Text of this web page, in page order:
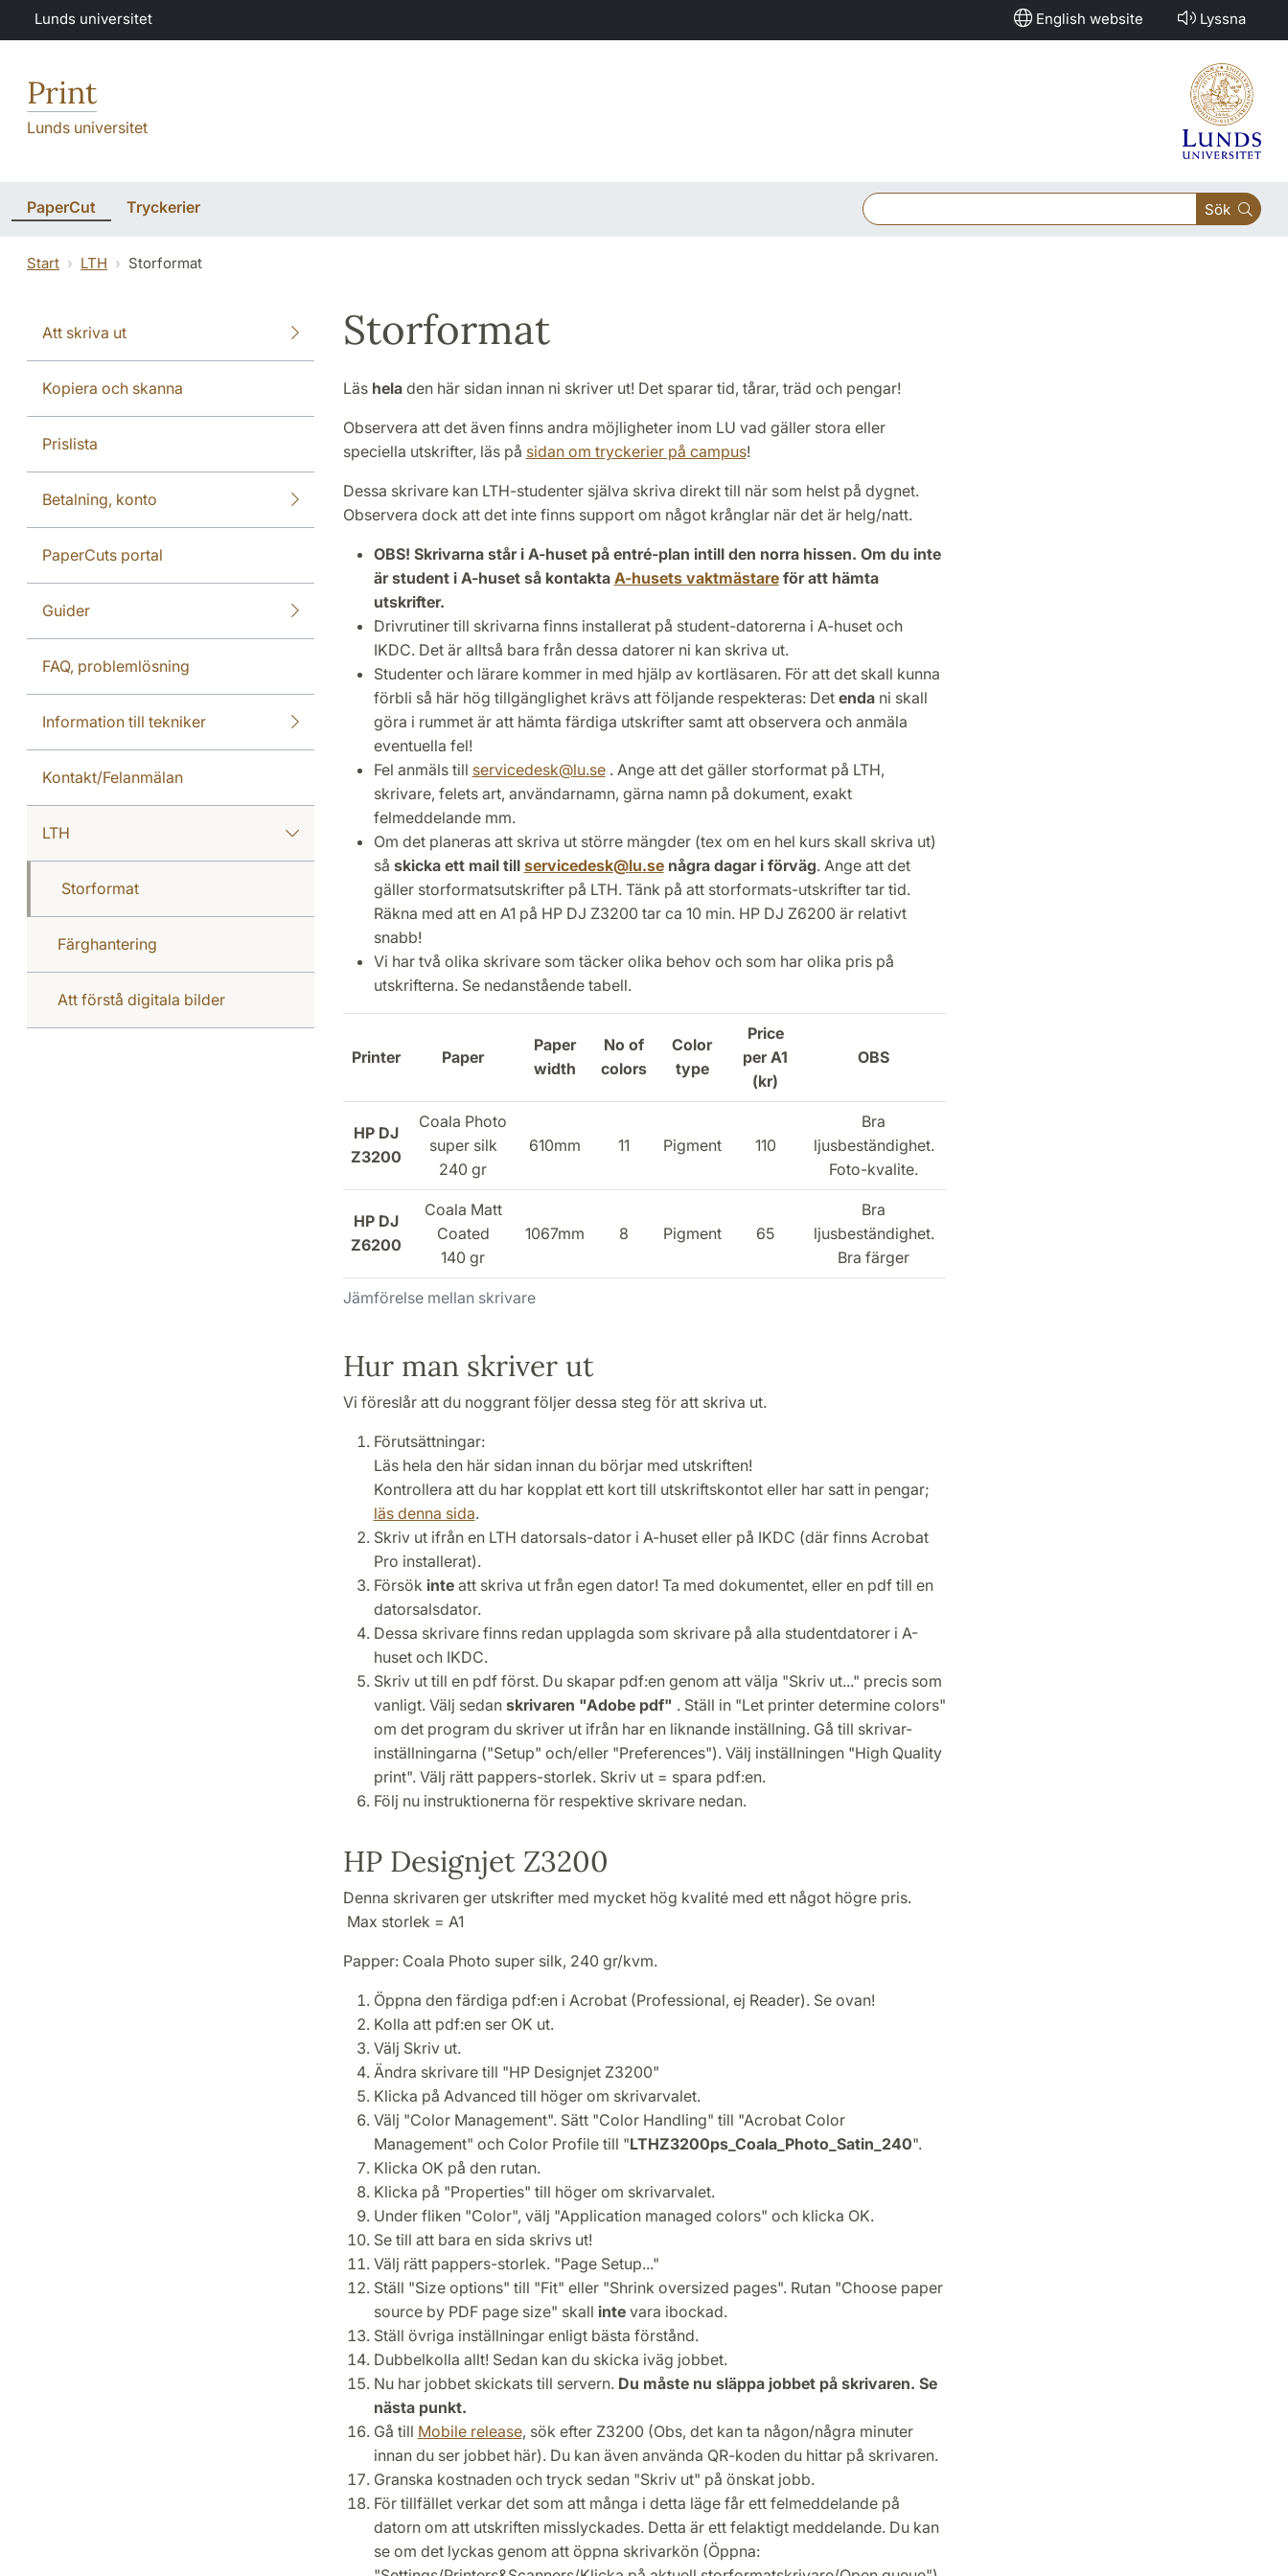
Hoppa till huvudinnehåll
Lunds universitet English website Lyssna
Print
Lunds universitet
PaperCut Tryckerier Sök
Start LTH Storformat
Att skriva ut
Kopiera och skanna
Prislista
Betalning, konto
PaperCuts portal
Guider
FAQ, problemlösning
Information till tekniker
Kontakt/Felanmälan
LTH
Storformat
Färghantering
Att förstå digitala bilder
Storformat
Läs heladen här sidan innan ni skriver ut! Det sparar tid, tårar, träd och pengar!
Observera att det även finns andra möjligheter inom LU vad gäller stora eller
speciella utskrifter, läs på sidan om tryckerier på campus!
Dessa skrivare kan LTH-studenter själva skriva direkt till när som helst på dygnet.
Observera dock att det inte finns support om något krånglar när det är helg/natt.
OBS! Skrivarna står i A-huset på entré-plan intill den norra hissen. Om du inte
är student i A-huset så kontakta A-husets vaktmästareför att hämta
utskrifter.
Drivrutiner till skrivarna finns installerat på student-datorerna i A-huset och
IKDC. Det är alltså bara från dessa datorer ni kan skriva ut.
Studenter och lärare kommer in med hjälp av kortläsaren. För att det skall kunna
förbli så här hög tillgänglighet krävs att följande respekteras: Det enda ni skall
göra i rummet är att hämta färdiga utskrifter samt att observera och anmäla
eventuella fel!
Fel anmäls till servicedesk@lu.se. Ange att det gäller storformat på LTH,
skrivare, felets art, användarnamn, gärna namn på dokument, exakt
felmeddelande mm.
Om det planeras att skriva ut större mängder (tex om en hel kurs skall skriva ut)
så skicka ett mail till servicedesk@lu.senågra dagar i förväg. Ange att det
gäller storformatsutskrifter på LTH. Tänk på att storformats-utskrifter tar tid.
Räkna med att en A1 på HP DJ Z3200 tar ca 10 min. HP DJ Z6200 är relativt
snabb!
Vi har två olika skrivare som täcker olika behov och som har olika pris på
utskrifterna. Se nedanstående tabell.
Jämförelse mellan skrivare
Printer Paper
Paper
width
No of
colors
Color
type
Price
per A1
(kr)
OBS
HP DJ
Z3200
Coala Photo
super silk
240 gr
610mm 11 Pigment 110
Bra
ljusbeständighet.
Foto-kvalite.
HP DJ
Z6200
Coala Matt
Coated
140 gr
1067mm 8 Pigment 65
Bra
ljusbeständighet.
Bra färger
Hur man skriver ut
Vi föreslår att du noggrant följer dessa steg för att skriva ut.
Förutsättningar:
Läs hela den här sidan innan du börjar med utskriften!
Kontrollera att du har kopplat ett kort till utskriftskontot eller har satt in pengar;
läs denna sida.
Skriv ut ifrån en LTH datorsals-dator i A-huset eller på IKDC (där finns Acrobat
Pro installerat).
Försök inte att skriva ut från egen dator! Ta med dokumentet, eller en pdf till en
datorsalsdator.
Dessa skrivare finns redan upplagda som skrivare på alla studentdatorer i A-
huset och IKDC.
Skriv ut till en pdf först. Du skapar pdf:en genom att välja "Skriv ut..." precis som
vanligt. Välj sedan skrivaren "Adobe pdf" . Ställ in "Let printer determine colors"
om det program du skriver ut ifrån har en liknande inställning. Gå till skrivar-
inställningarna ("Setup" och/eller "Preferences"). Välj inställningen "High Quality
print". Välj rätt pappers-storlek. Skriv ut = spara pdf:en.
Följ nu instruktionerna för respektive skrivare nedan.
HP Designjet Z3200
Denna skrivaren ger utskrifter med mycket hög kvalité med ett något högre pris.
Max storlek = A1
Papper: Coala Photo super silk, 240 gr/kvm.
Öppna den färdiga pdf:en i Acrobat (Professional, ej Reader). Se ovan!
Kolla att pdf:en ser OK ut.
Välj Skriv ut.
Ändra skrivare till "HP Designjet Z3200"
Klicka på Advanced till höger om skrivarvalet.
Välj "Color Management". Sätt "Color Handling" till "Acrobat Color
Management" och Color Profile till "LTHZ3200ps_Coala_Photo_Satin_240".
Klicka OK på den rutan.
Klicka på "Properties" till höger om skrivarvalet.
Under fliken "Color", välj "Application managed colors" och klicka OK.
Se till att bara en sida skrivs ut!
Välj rätt pappers-storlek. "Page Setup..."
Ställ "Size options" till "Fit" eller "Shrink oversized pages". Rutan "Choose paper
source by PDF page size" skall inte vara ibockad.
Ställ övriga inställningar enligt bästa förstånd.
Dubbelkolla allt! Sedan kan du skicka iväg jobbet.
Nu har jobbet skickats till servern. Du måste nu släppa jobbet på skrivaren. Se
nästa punkt.
Gå till Mobile release, sök efter Z3200 (Obs, det kan ta någon/några minuter
innan du ser jobbet här). Du kan även använda QR-koden du hittar på skrivaren.
Granska kostnaden och tryck sedan "Skriv ut" på önskat jobb.
För tillfället verkar det som att många i detta läge får ett felmeddelande på
datorn om att utskriften misslyckades. Detta är ett felaktigt meddelande. Du kan
se om det lyckas genom att öppna skrivarkön (Öppna: